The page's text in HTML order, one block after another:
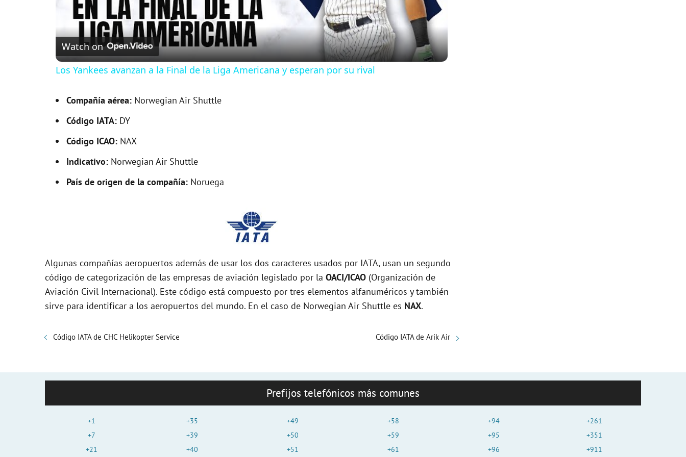
a
y
o
Watch on
Los Yankees avanzan a la Final de la Liga Americana y esperan por su rival
Compañía aérea: Norwegian Air Shuttle
Código IATA: DY
Código ICAO: NAX
Indicativo: Norwegian Air Shuttle
País de origen de la compañía: Noruega
Algunas compañías aeropuertos además de usar los dos caracteres usados por IATA, usan un segundo
código de categorización de las empresas de aviación legislado por la OACI/ICAO (Organización de
Aviación Civil Internacional). Este código está compuesto por tres elementos alfanuméricos y también
sirve para identificar a los aeropuertos del mundo. En el caso de Norwegian Air Shuttle es NAX.
Código IATA de CHC Helikopter Service Código IATA de Arik Air
Prefijos telefónicos más comunes
+1
+7
+21
+35
+39
+40
+49
+50
+51
+58
+59
+61
+94
+95
+96
+261
+351
+911